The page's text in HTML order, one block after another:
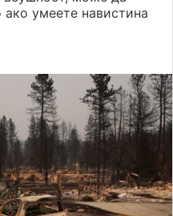
умеете навистина